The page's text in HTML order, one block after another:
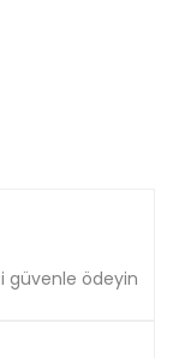
güvenle ödeyin